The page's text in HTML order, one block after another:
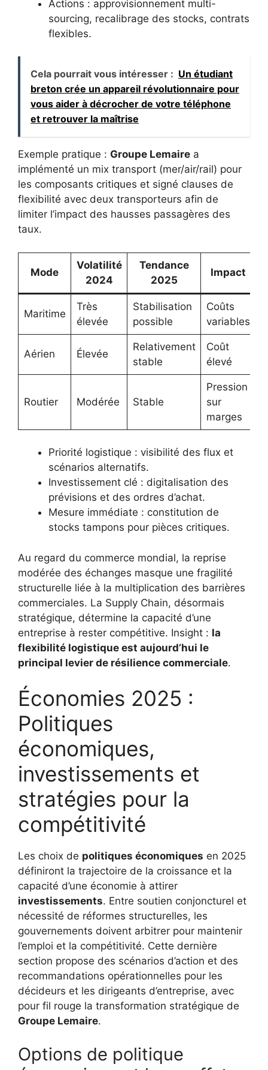
Actions : approvisionnement multi-
sourcing, recalibrage des stocks, contrats
flexibles.
Cela pourrait vous intéresser : Un étudiant
breton crée un appareil révolutionnaire pour
vous aider à décrocher de votre téléphone
et retrouver la maîtrise
Exemple pratique : Groupe Lemaire a
implémenté un mix transport (mer/air/rail) pour
les composants critiques et signé clauses de
flexibilité avec deux transporteurs afin de
limiter l’impact des hausses passagères des
taux.
Mode
Volatilité
2024
Tendance
2025
Impact
Maritime
Très
élevée
Stabilisation
possible
Coûts
variables
Aérien Élevée
Relativement
stable
Coût
élevé
Routier Modérée Stable
Pression
sur
marges
Priorité logistique : visibilité des flux et
scénarios alternatifs.
Investissement clé : digitalisation des
prévisions et des ordres d’achat.
Mesure immédiate : constitution de
stocks tampons pour pièces critiques.
Au regard du commerce mondial, la reprise
modérée des échanges masque une fragilité
structurelle liée à la multiplication des barrières
commerciales. La Supply Chain, désormais
stratégique, détermine la capacité d’une
entreprise à rester compétitive. Insight : la
flexibilité logistique est aujourd’hui le
principal levier de résilience commerciale.
Économies 2025 :
Politiques
économiques,
investissements et
stratégies pour la
compétitivité
Les choix de politiques économiques en 2025
définiront la trajectoire de la croissance et la
capacité d’une économie à attirer
investissements. Entre soutien conjoncturel et
nécessité de réformes structurelles, les
gouvernements doivent arbitrer pour maintenir
l’emploi et la compétitivité. Cette dernière
section propose des scénarios d’action et des
recommandations opérationnelles pour les
décideurs et les dirigeants d’entreprise, avec
pour fil rouge la transformation stratégique de
Groupe Lemaire.
Options de politique